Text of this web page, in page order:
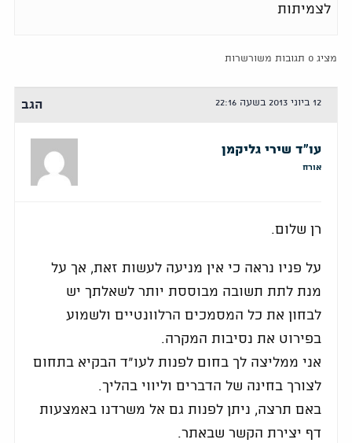
לצמיתות
מציג 0 תגובות משורשרות
12 ביוני 2013 בשעה 22:16 הגב
עו"ד שירי גליקמן
אורח
רן שלום.
על פניו נראה כי אין מניעה לעשות זאת, אך על
מנת לתת תשובה מבוססת יותר לשאלתך יש
לבחון את כל המסמכים הרלוונטיים ולשמוע
בפירוט את נסיבות המקרה.
אני ממליצה לך בחום לפנות לעו"ד הבקיא בתחום
לצורך בחינה של הדברים וליווי בהליך.
באם תרצה, ניתן לפנות גם אל משרדנו באמצעות
דף יצירת הקשר שבאתר.